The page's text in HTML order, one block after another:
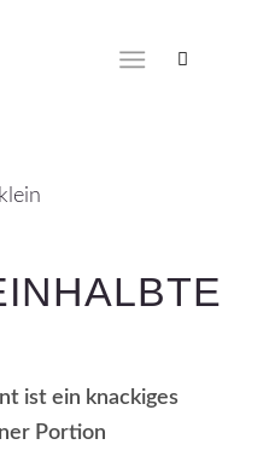
ist ein knackiges
Portion